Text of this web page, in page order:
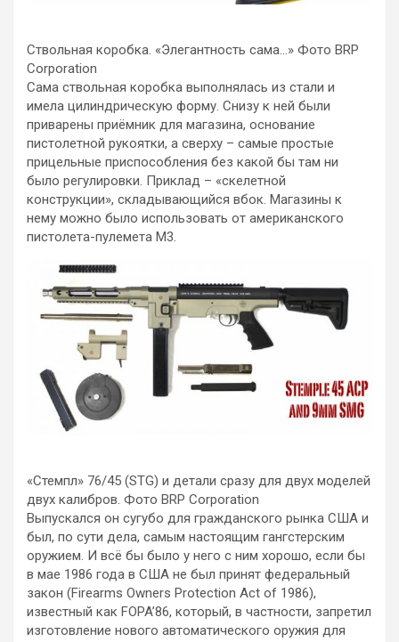
Ствольная коробка. «Элегантность сама…» Фото BRP
Corporation
Сама ствольная коробка выполнялась из стали и
имела цилиндрическую форму. Снизу к ней были
приварены приёмник для магазина, основание
пистолетной рукоятки, а сверху – самые простые
прицельные приспособления без какой бы там ни
было регулировки. Приклад – «скелетной
конструкции», складывающийся вбок. Магазины к
нему можно было использовать от американского
пистолета-пулемета M3.
«Стемпл» 76/45 (STG) и детали сразу для двух моделей
двух калибров. Фото BRP Corporation
Выпускался он сугубо для гражданского рынка США и
был, по сути дела, самым настоящим гангстерским
оружием. И всё бы было у него с ним хорошо, если бы
в мае 1986 года в США не был принят федеральный
закон (Firearms Owners Protection Act of 1986),
известный как FOPA’86, который, в частности, запретил
изготовление нового автоматического оружия для